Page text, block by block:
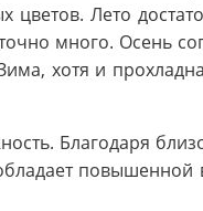
цветов. Лето
много. Осень
хотя и
Благодаря
повышенной